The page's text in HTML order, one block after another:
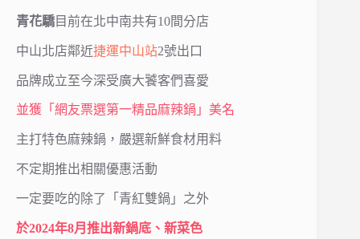
青花驕目前在北中南共有10間分店
中山北店鄰近捷運中山站2號出口
品牌成立至今深受廣大饕客們喜愛
並獲「網友票選第一精品麻辣鍋」美名
主打特色麻辣鍋，嚴選新鮮食材用料
不定期推出相關優惠活動
一定要吃的除了「青紅雙鍋」之外
於2024年8月推出新鍋底、新菜色